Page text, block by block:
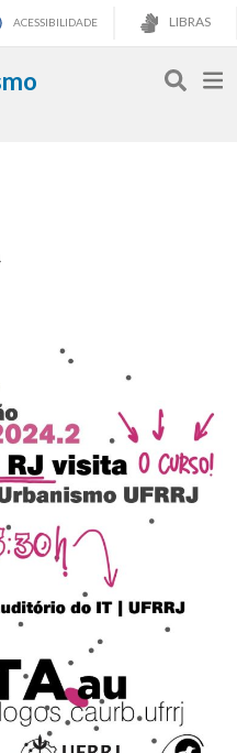
ACESSIBILIDADE LIBRAS